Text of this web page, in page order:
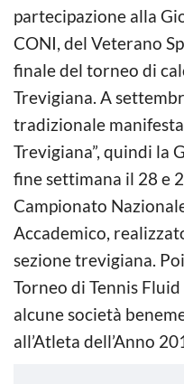
partecipazione alla
CONI, del Veterano
finale del torneo di
Trevigiana. A
tradizionale
Trevigiana”, quindi la
fine settimana il 28 e
Campionato
Accademico,
sezione trevigiana.
Torneo di Tennis
alcune società
all’Atleta dell’Anno